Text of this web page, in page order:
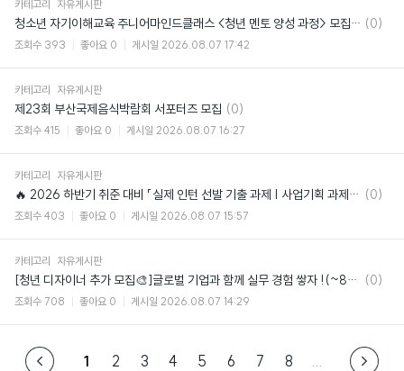
카테고리 자유게시판
청소년 자기이해교육 주니어마인드클래스 <청년 멘토 양성 과정> 모집 (~8/19) 댓
(0)
조회수 393 좋아요 0 게시일 2026.08.07 17:42
카테고리 자유게시판
제23회 부산국제음식박람회 서포터즈 모집 댓
글
(0)
조회수 415 좋아요 0 게시일 2026.08.07 16:27
카테고리 자유게시판
🔥 2026 하반기 취준 대비 「실제 인턴 선발 기출 과제 | 사업기획 과제 모의고사 댓
(0)
조회수 403 좋아요 0 게시일 2026.08.07 15:57
카테고리 자유게시판
[청년 디자이너 추가 모집🎨]글로벌 기업과 함께 실무 경험 쌓자 !(~8/14 마감)
댓
(0)
조회수 708 좋아요 0 게시일 2026.08.07 14:29
1 2 3 4 5 6 7 8